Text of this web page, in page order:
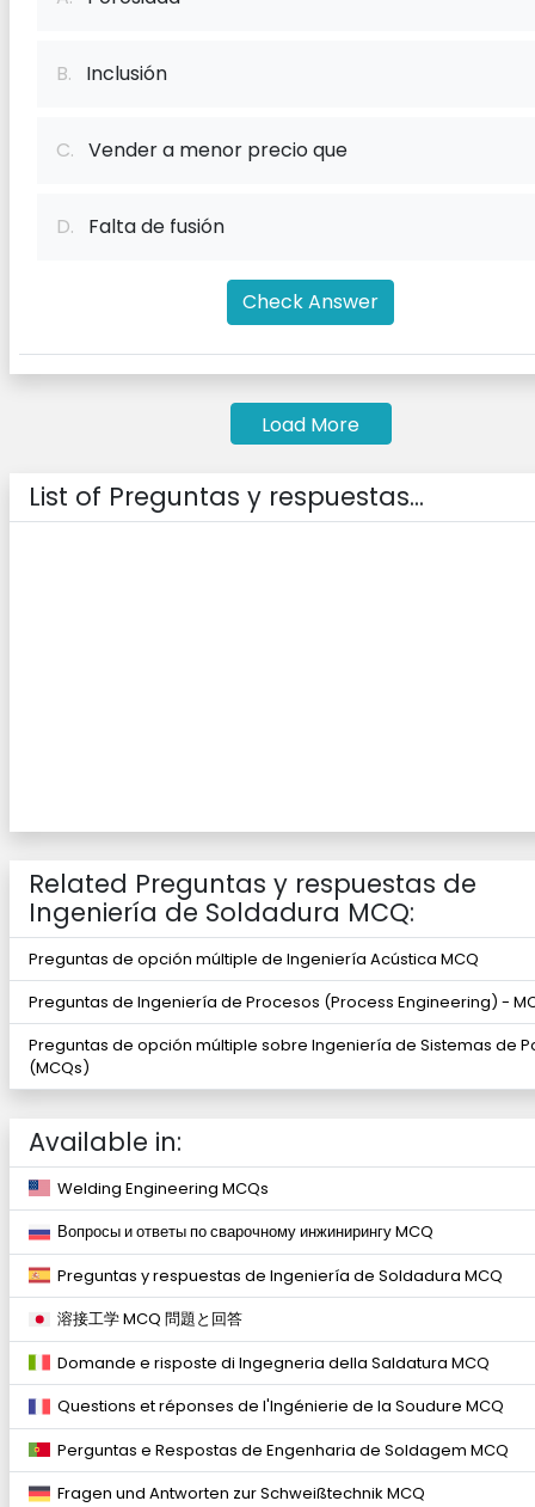
B. Inclusión
C. Vender a menor precio que
D. Falta de fusión
Check Answer
Load More
List of Preguntas y respuestas...
Related Preguntas y respuestas de
Ingeniería de Soldadura MCQ:
Preguntas de opción múltiple de Ingeniería Acústica MCQ
Preguntas de Ingeniería de Procesos (Process Engineering) -
Preguntas de opción múltiple sobre Ingeniería de Sistemas de
(MCQs)
Available in:
Welding Engineering MCQs
Вопросы и ответы по сварочному инжинирингу MCQ
Preguntas y respuestas de Ingeniería de Soldadura MCQ
溶接工学 MCQ 問題と回答
Domande e risposte di Ingegneria della Saldatura MCQ
Questions et réponses de l'Ingénierie de la Soudure MCQ
Perguntas e Respostas de Engenharia de Soldagem MCQ
Fragen und Antworten zur Schweißtechnik MCQ